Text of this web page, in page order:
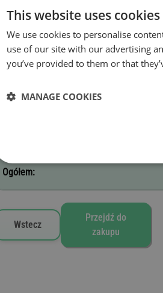
Data rozpoczęcia ważności
Wybrane winiety drogowe
Ogółem:
Wstecz
Przejdź do
zakupu
This website uses cookies
We use cookies to personalise
use of our site with our advertising
you’ve provided to them or that
MANAGE COOKIES